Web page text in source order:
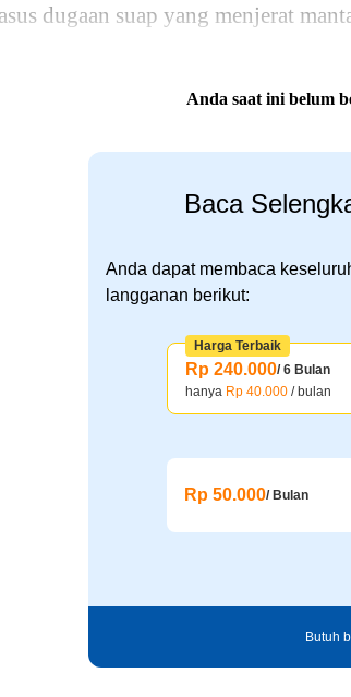
dugaan suap yang menjerat
Anda saat ini belum
Baca
Anda dapat membaca
langganan berikut:
Rp 240.000/ 6 Bulan
hanya Rp 40.000 / bulan
Harga Terbaik
Rp 50.000/ Bulan
Butuh